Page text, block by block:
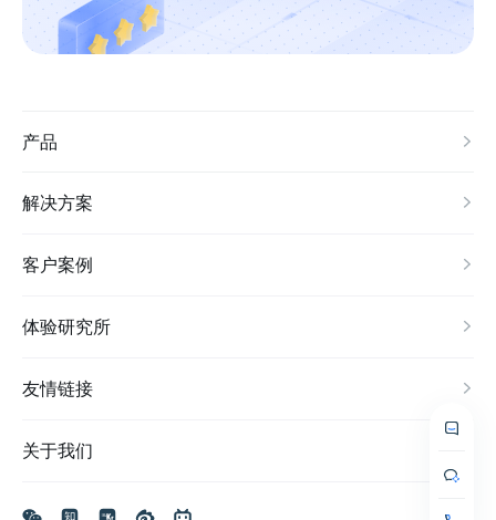
产品
解决方案
客户案例
体验研究所
友情链接
关于我们